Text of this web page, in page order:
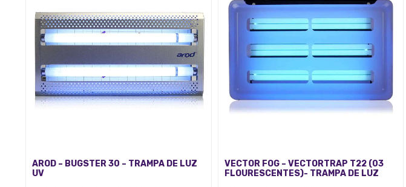
AROD – BUGSTER 30 – TRAMPA DE LUZ
UV
VECTOR FOG – VECTORTRAP T22 (03
FLOURESCENTES)- TRAMPA DE LUZ